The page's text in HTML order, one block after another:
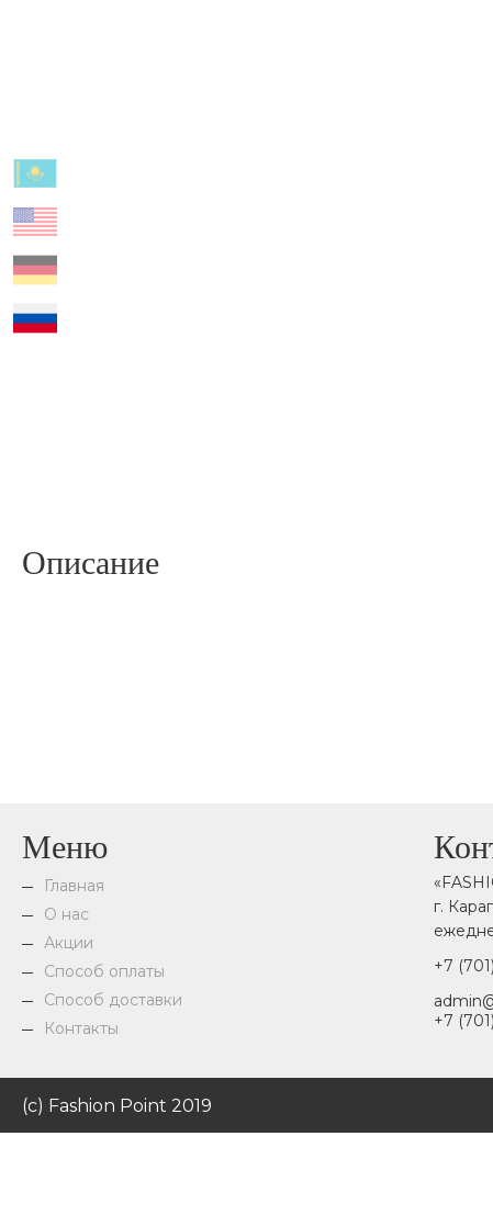
Описание
Меню
Главная
О нас
Акции
Способ оплаты
Способ доставки
Контакты
г.
+7
+7
(c) Fashion Point 2019